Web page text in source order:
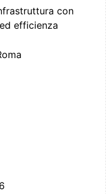
con
efficienza